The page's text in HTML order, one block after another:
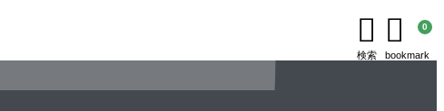

検索
 0
bookmark